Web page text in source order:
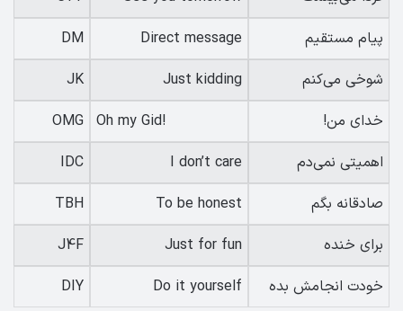
پیام مستقیم
Direct message
DM
شوخی می‌کنم
Just kidding
JK
خدای من!
Oh my Gid!
OMG
اهمیتی نمی‌دم
I don’t care
IDC
صادقانه بگم
To be honest
TBH
برای خنده
Just for fun
J4F
خودت انجامش بده
Do it yourself
DIY